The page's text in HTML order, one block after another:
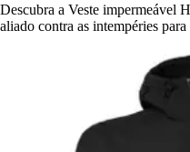
Descubra a Veste impermeável
aliado contra as intempéries